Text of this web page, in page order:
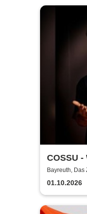
COSSU -
Comedy
Bayreuth, Das
01.10.2026